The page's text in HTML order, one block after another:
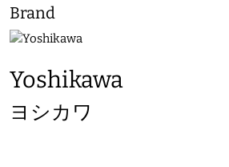
Brand
Yoshikawa
ヨシカワ